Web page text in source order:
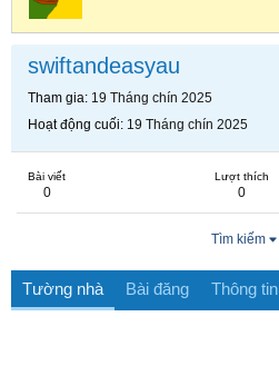
swiftandeasyau
Tham gia 19 Tháng chín 2025
Hoạt động cuối 19 Tháng chín 2025
Bài viết
0
Lượt thích
0
Tìm kiếm
Tường nhà Bài đăng Thông tin